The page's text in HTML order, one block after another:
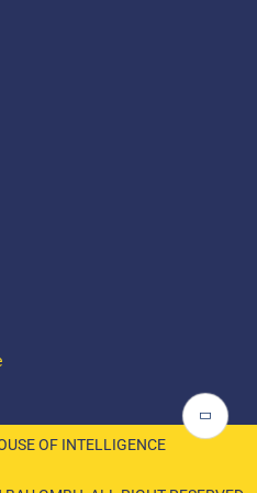
OF INTELLIGENCE